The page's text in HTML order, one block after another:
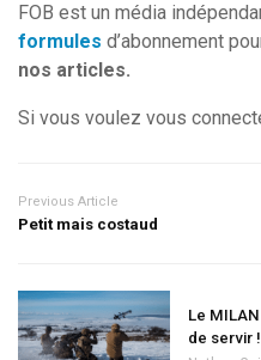
FOB est un média
formules d’abonnement
nos articles.
Si vous voulez vous
Previous Article
Petit mais costaud
Le
de servir !